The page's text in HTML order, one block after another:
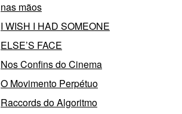
nas mãos
I WISH I HAD SOMEONE
ELSE’S FACE
Nos Confins do Cinema
O Movimento Perpétuo
Raccords do Algoritmo